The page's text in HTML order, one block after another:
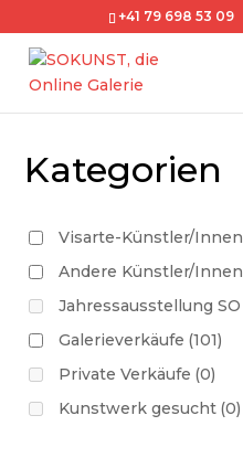
+41 79 698 53 09
Kategorien
Visarte-Künstler/Innen
Andere Künstler/Innen
Jahressausstellung SO
Galerieverkäufe (101)
Private Verkäufe (0)
Kunstwerk gesucht (0)